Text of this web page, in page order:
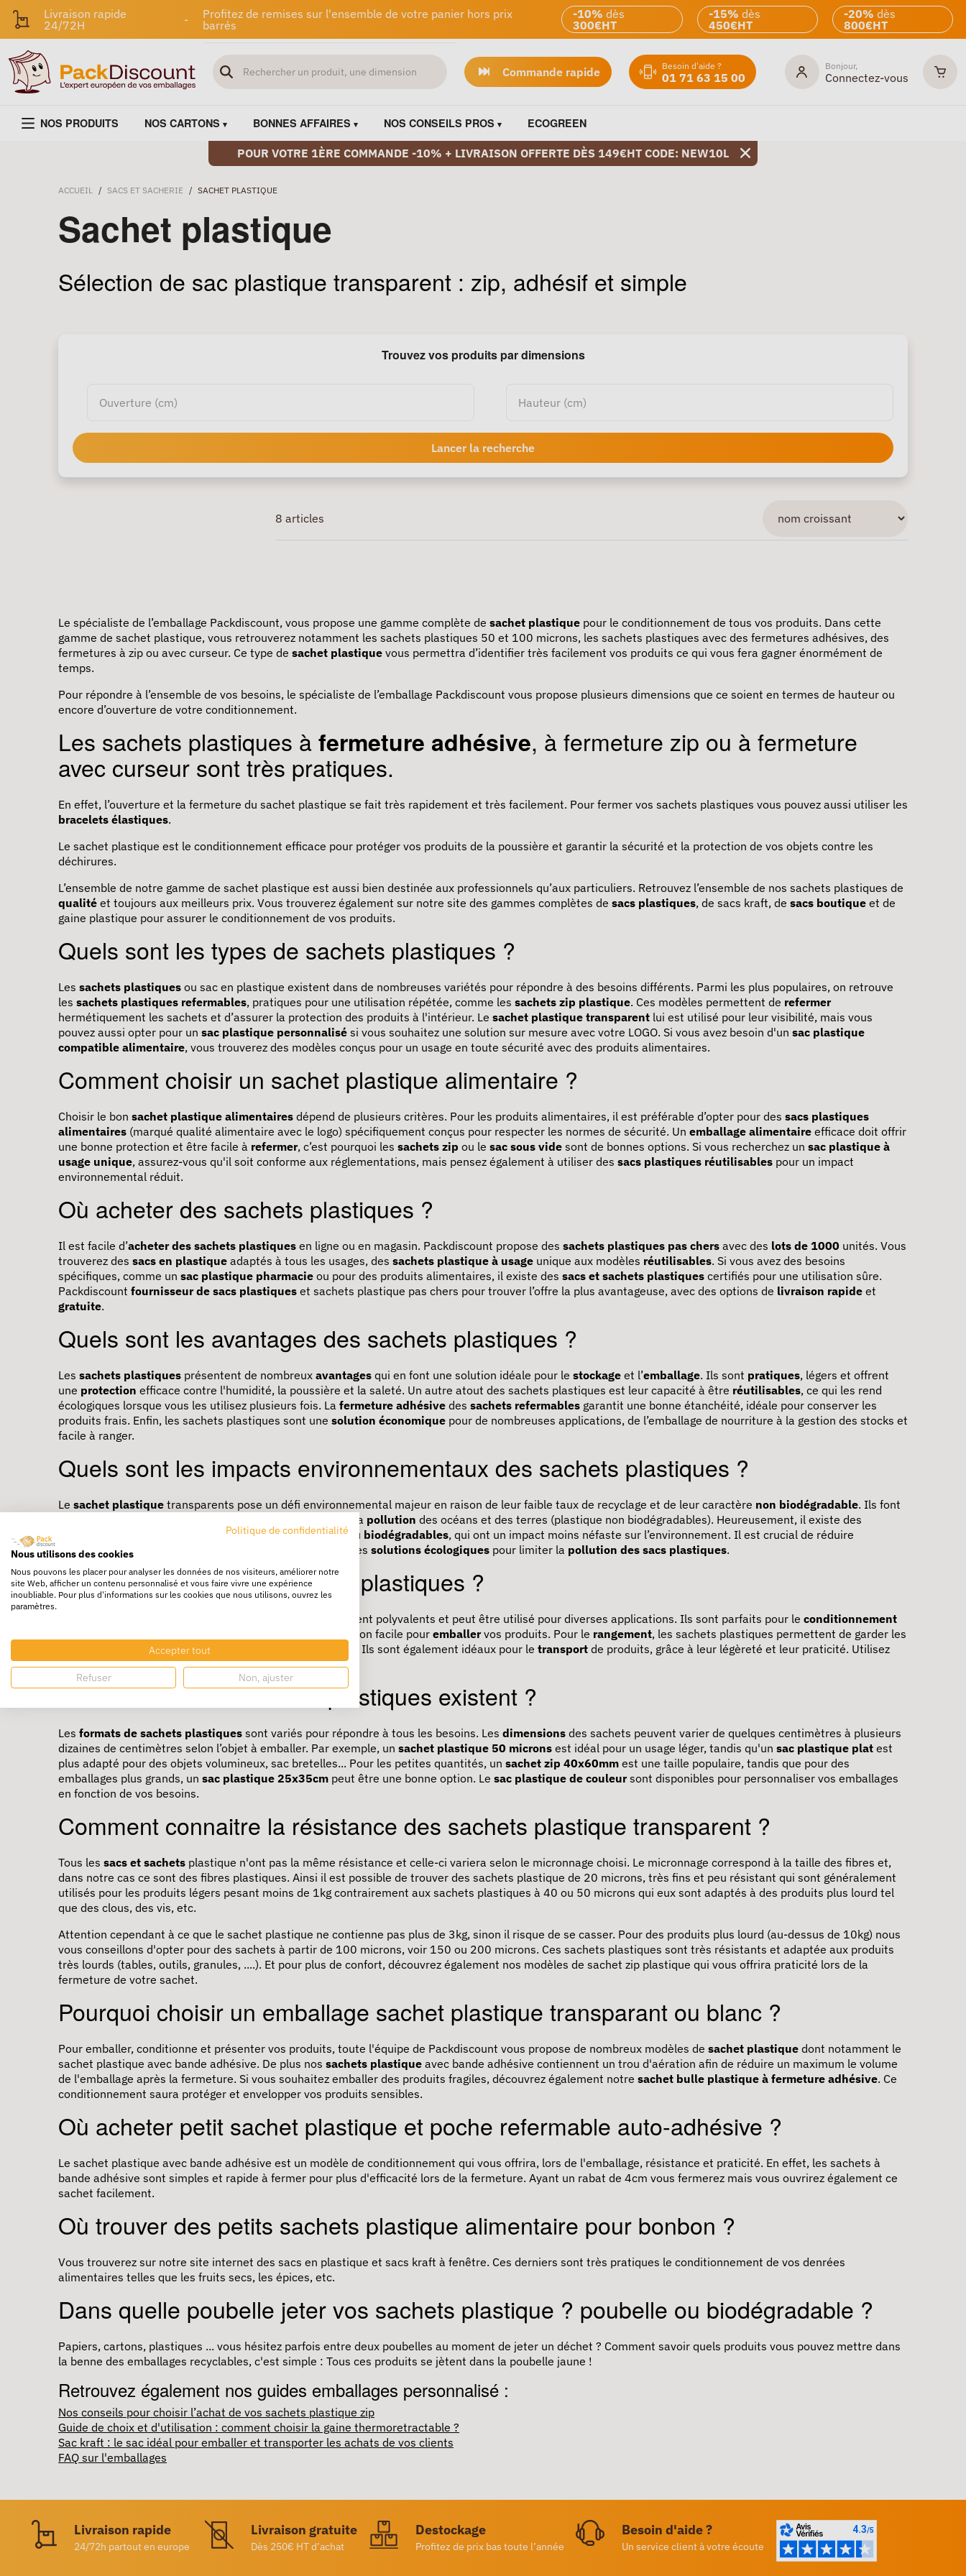
Livraison rapide
24/72H
-
Profitez de remises sur l'ensemble de votre panier hors prix
barrés
-10% dès
300€HT
-15% dès
450€HT
-20% dès
800€HT
Commande rapide Besoin d'aide ?
01 71 63 15 00
Bonjour,
Connectez-vous
NOS PRODUITS NOS CARTONS BONNES AFFAIRES NOS CONSEILS PROS ECOGREEN
POUR VOTRE 1ÈRE COMMANDE -10% + LIVRAISON OFFERTE DÈS 149€HT CODE: NEW10L
ACCUEIL / SACS ET SACHERIE / SACHET PLASTIQUE
Sachet plastique
Sélection de sac plastique transparent : zip, adhésif et simple
Trouvez vos produits par dimensions
Lancer la recherche
8 articles
Le spécialiste de l’emballage Packdiscount, vous propose une gamme complète de sachet plastique pour le conditionnement de tous vos produits. Dans cette
gamme de sachet plastique, vous retrouverez notamment les sachets plastiques 50 et 100 microns, les sachets plastiques avec des fermetures adhésives, des
fermetures à zip ou avec curseur. Ce type de sachet plastique vous permettra d’identifier très facilement vos produits ce qui vous fera gagner énormément de
temps.
Pour répondre à l’ensemble de vos besoins, le spécialiste de l’emballage Packdiscount vous propose plusieurs dimensions que ce soient en termes de hauteur ou
encore d’ouverture de votre conditionnement.
Les sachets plastiques àfermeture adhésive, à fermeture zip ou à fermeture
avec curseur sont très pratiques.
En effet, l’ouverture et la fermeture du sachet plastique se fait très rapidement et très facilement. Pour fermer vos sachets plastiques vous pouvez aussi utiliser les
bracelets élastiques.
Le sachet plastique est le conditionnement efficace pour protéger vos produits de la poussière et garantir la sécurité et la protection de vos objets contre les
déchirures.
L’ensemble de notre gamme de sachet plastique est aussi bien destinée aux professionnels qu’aux particuliers. Retrouvez l’ensemble de nos sachets plastiques de
qualité et toujours aux meilleurs prix. Vous trouverez également sur notre site des gammes complètes de sacs plastiques, de sacs kraft, de sacs boutique et de
gaine plastique pour assurer le conditionnement de vos produits.
Quels sont les types de sachets plastiques ?
Les sachets plastiques ou sac en plastique existent dans de nombreuses variétés pour répondre à des besoins différents. Parmi les plus populaires, on retrouve
les sachets plastiques refermables, pratiques pour une utilisation répétée, comme les sachets zip plastique. Ces modèles permettent de refermer
hermétiquement les sachets et d’assurer la protection des produits à l'intérieur. Le sachet plastique transparent lui est utilisé pour leur visibilité, mais vous
pouvez aussi opter pour un sac plastique personnalisé si vous souhaitez une solution sur mesure avec votre LOGO. Si vous avez besoin d'un sac plastique
compatible alimentaire, vous trouverez des modèles conçus pour un usage en toute sécurité avec des produits alimentaires.
Comment choisir un sachet plastique alimentaire ?
Choisir le bon sachet plastique alimentaires dépend de plusieurs critères. Pour les produits alimentaires, il est préférable d’opter pour des sacs plastiques
alimentaires (marqué qualité alimentaire avec le logo) spécifiquement conçus pour respecter les normes de sécurité. Un emballage alimentaire efficace doit offrir
une bonne protection et être facile à refermer, c’est pourquoi les sachets zip ou le sac sous vide sont de bonnes options. Si vous recherchez un sac plastique à
usage unique, assurez-vous qu'il soit conforme aux réglementations, mais pensez également à utiliser des sacs plastiques réutilisables pour un impact
environnemental réduit.
Où acheter des sachets plastiques ?
Il est facile d’acheter des sachets plastiques en ligne ou en magasin. Packdiscount propose des sachets plastiques pas chers avec des lots de 1000 unités. Vous
trouverez des sacs en plastique adaptés à tous les usages, des sachets plastique à usage unique aux modèles réutilisables. Si vous avez des besoins
spécifiques, comme un sac plastique pharmacie ou pour des produits alimentaires, il existe des sacs et sachets plastiques certifiés pour une utilisation sûre.
Packdiscount fournisseur de sacs plastiques et sachets plastique pas chers pour trouver l’offre la plus avantageuse, avec des options de livraison rapide et
gratuite.
Quels sont les avantages des sachets plastiques ?
Les sachets plastiques présentent de nombreux avantages qui en font une solution idéale pour le stockage et l’emballage. Ils sont pratiques, légers et offrent
une protection efficace contre l'humidité, la poussière et la saleté. Un autre atout des sachets plastiques est leur capacité à être réutilisables, ce qui les rend
écologiques lorsque vous les utilisez plusieurs fois. La fermeture adhésive des sachets refermables garantit une bonne étanchéité, idéale pour conserver les
produits frais. Enfin, les sachets plastiques sont une solution économique pour de nombreuses applications, de l’emballage de nourriture à la gestion des stocks et
facile à ranger.
Quels sont les impacts environnementaux des sachets plastiques ?
Le sachet plastique transparents pose un défi environnemental majeur en raison de leur faible taux de recyclage et de leur caractère non biodégradable. Ils font
, qui contribuent à la pollution des océans et des terres (plastique non biodégradables). Heureusement, il existe des
sachets plastiques recyclésou biodégradables, qui ont un impact moins néfaste sur l’environnement. Il est crucial de réduire
l’utilisation de
et de privilégier des solutions écologiques pour limiter la pollution des sacs plastiques.
Comment utiliser les sachets plastiques ?
Utilisation des sacs plastique : Le sac à zip est extrêmement polyvalents et peut être utilisé pour diverses applications. Ils sont parfaits pour le conditionnement
des produits, offrant une protection optimale et une solution facile pour emballervos produits. Pour le rangement, les sachets plastiques permettent de garder les
objets organisés et protégés de l’humidité ou de la saleté. Ils sont également idéaux pour le transport de produits, grâce à leur légèreté et leur praticité. Utilisez
dessacs à zippour garantir unefermeture hermétique.
Quels formats de sachets plastiques existent ?
Les formats de sachets plastiques sont variés pour répondre à tous les besoins. Les dimensions des sachets peuvent varier de quelques centimètres à plusieurs
dizaines de centimètres selon l’objet à emballer. Par exemple, un sachet plastique 50 microns est idéal pour un usage léger, tandis qu'un sac plastique plat est
plus adapté pour des objets volumineux, sac bretelles... Pour les petites quantités, un sachet zip 40x60mm est une taille populaire, tandis que pour des
emballages plus grands, un sac plastique 25x35cm peut être une bonne option. Le sac plastique de couleursont disponibles pour personnaliser vos emballages
en fonction de vos besoins.
Comment connaitre la résistance des sachets plastique transparent ?
Tous les sacs et sachets plastique n'ont pas la même résistance et celle-ci variera selon le micronnage choisi. Le micronnage correspond à la taille des fibres et,
dans notre cas ce sont des fibres plastiques. Ainsi il est possible de trouver des sachets plastique de 20 microns, très fins et peu résistant qui sont généralement
utilisés pour les produits légers pesant moins de 1kg contrairement aux sachets plastiques à 40 ou 50 microns qui eux sont adaptés à des produits plus lourd tel
que des clous, des vis, etc.
Attention cependant à ce que le sachet plastique ne contienne pas plus de 3kg, sinon il risque de se casser. Pour des produits plus lourd (au-dessus de 10kg) nous
vous conseillons d'opter pour des sachets à partir de 100 microns, voir 150 ou 200 microns. Ces sachets plastiques sont très résistants et adaptée aux produits
très lourds (tables, outils, granules, ....). Et pour plus de confort, découvrez également nos modèles de sachet zip plastique qui vous offrira praticité lors de la
fermeture de votre sachet.
Pourquoi choisir un emballage sachet plastique transparant ou blanc ?
Pour emballer, conditionne et présenter vos produits, toute l'équipe de Packdiscount vous propose de nombreux modèles de sachet plastique dont notamment le
sachet plastique avec bande adhésive. De plus nos sachets plastique avec bande adhésive contiennent un trou d'aération afin de réduire un maximum le volume
de l'emballage après la fermeture. Si vous souhaitez emballer des produits fragiles, découvrez également notre sachet bulle plastique à fermeture adhésive. Ce
conditionnement saura protéger et envelopper vos produits sensibles.
Où acheter petit sachet plastique et poche refermable auto-adhésive ?
Le sachet plastique avec bande adhésive est un modèle de conditionnement qui vous offrira, lors de l'emballage, résistance et praticité. En effet, les sachets à
bande adhésive sont simples et rapide à fermer pour plus d'efficacité lors de la fermeture. Ayant un rabat de 4cm vous fermerez mais vous ouvrirez également ce
sachet facilement.
Où trouver des petits sachets plastique alimentaire pour bonbon ?
Vous trouverez sur notre site internet des sacs en plastique et sacs kraft à fenêtre. Ces derniers sont très pratiques le conditionnement de vos denrées
alimentaires telles que les fruits secs, les épices, etc.
Dans quelle poubelle jeter vos sachets plastique ? poubelle ou biodégradable ?
Papiers, cartons, plastiques ... vous hésitez parfois entre deux poubelles au moment de jeter un déchet ? Comment savoir quels produits vous pouvez mettre dans
la benne des emballages recyclables, c'est simple : Tous ces produits se jètent dans la poubelle jaune !
Retrouvez également nos guides emballages personnalisé :
Nos conseils pour choisir l’achat de vos sachets plastique zip
Guide de choix et d'utilisation : comment choisir la gaine thermoretractable ?
Sac kraft : le sac idéal pour emballer et transporter les achats de vos clients
FAQ sur l'emballages
Livraison rapide
24/72h partout en europe
Livraison gratuite
Dès 250€ HT d’achat
Destockage
Profitez de prix bas toute l’année
Besoin d'aide ?
Un service client à votre écoute
Politique de confidentialité
Nous utilisons des cookies
Nous pouvons les placer pour analyser les données de nos visiteurs, améliorer notre
site Web, afficher un contenu personnalisé et vous faire vivre une expérience
inoubliable. Pour plus d'informations sur les cookies que nous utilisons, ouvrez les
paramètres.
Accepter tout
Refuser Non, ajuster